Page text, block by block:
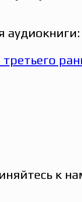
аудиокниги:
к